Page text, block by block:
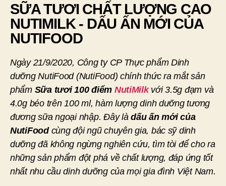
SỮA TƯƠI CHẤT LƯỢNG CAO
NUTIMILK - DẤU ẤN MỚI CỦA
NUTIFOOD
Ngày 21/9/2020, Công ty CP Thực phẩm Dinh
dưỡng NutiFood (NutiFood) chính thức ra mắt sản
phẩm Sữa tươi 100 điểm NutiMilkvới 3.5g đạm và
4.0g béo trên 100 ml, hàm lượng dinh dưỡng tương
đương sữa ngoại nhập. Đây làdấu ấn mới của
NutiFood cùng đội ngũ chuyên gia, bác sỹ dinh
dưỡng đã không ngừng nghiên cứu, tìm tòi để cho ra
những sản phẩm đột phá về chất lượng, đáp ứng tốt
nhất nhu cầu dinh dưỡng của mọi gia đình Việt Nam.